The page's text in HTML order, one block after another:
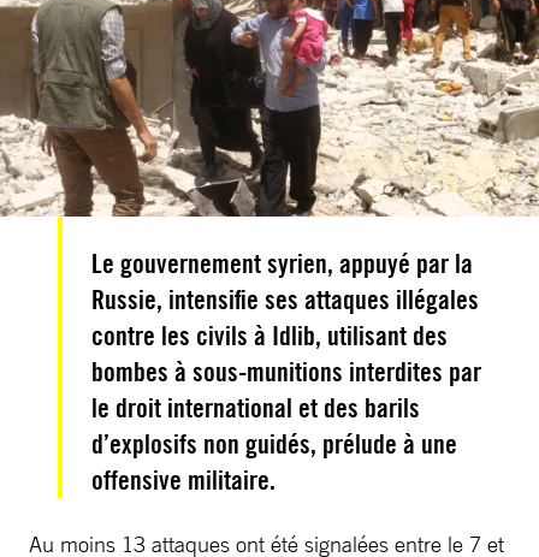
Le gouvernement syrien, appuyé par la
Russie, intensifie ses attaques illégales
contre les civils à Idlib, utilisant des
bombes à sous-munitions interdites par
le droit international et des barils
d’explosifs non guidés, prélude à une
offensive militaire.
Au moins 13 attaques ont été signalées entre le 7 et